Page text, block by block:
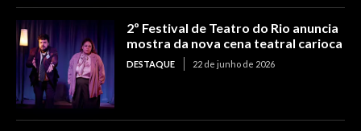
2º Festival de Teatro do Rio anuncia
mostra da nova cena teatral carioca
DESTAQUE 22 de junho de 2026